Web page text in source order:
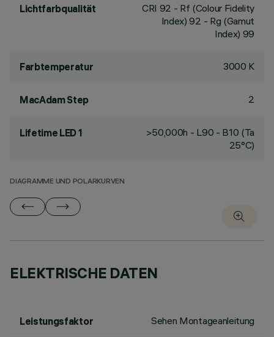
Lichtfarbqualität CRI 92 - Rf (Colour Fidelity
Index) 92 - Rg (Gamut
Index) 99
Farbtemperatur 3000 K
MacAdam Step 2
Lifetime LED 1
>50,000h - L90 - B10 (Ta
25°C)
DIAGRAMME UND POLARKURVEN
ELEKTRISCHE DATEN
Leistungsfaktor Sehen Montageanleitung